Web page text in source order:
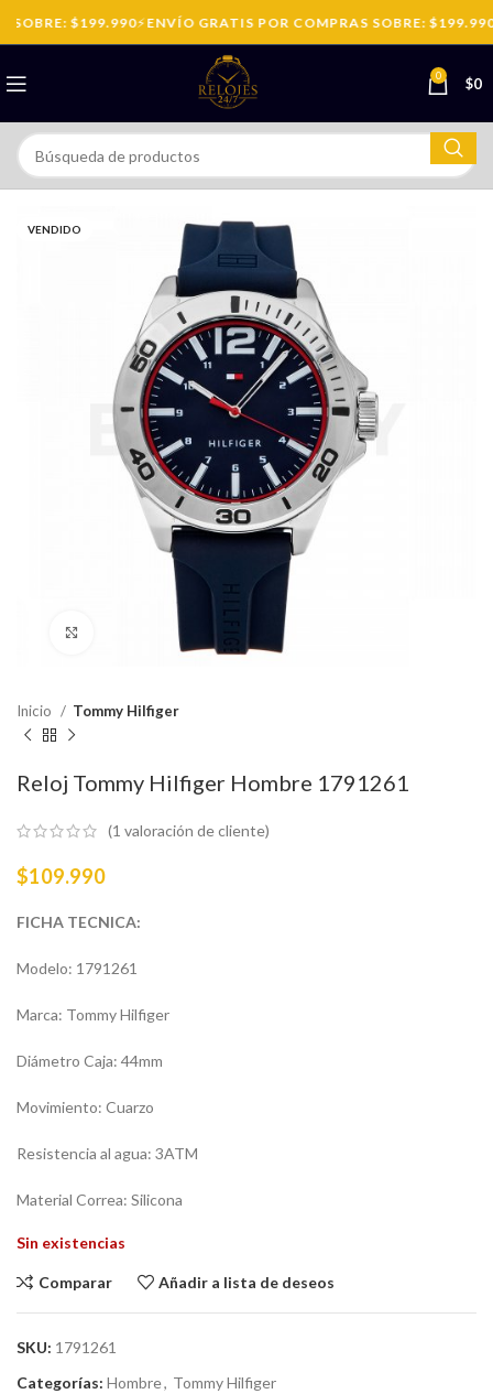
SOBRE: $199.990⚡ENVÍO GRATIS POR COMPRAS SOBRE: $199.990
0 $0
VENDIDO
Haga Click para agrandar
Inicio Tommy Hilfiger
Reloj Tommy Hilfiger Hombre 1791261
(1 valoración de cliente)
$109.990
FICHA TECNICA:
Modelo: 1791261
Marca: Tommy Hilfiger
Diámetro Caja: 44mm
Movimiento: Cuarzo
Resistencia al agua: 3ATM
Material Correa: Silicona
Sin existencias
Comparar Añadir a lista de deseos
SKU: 1791261
Categorías: Hombre, Tommy Hilfiger